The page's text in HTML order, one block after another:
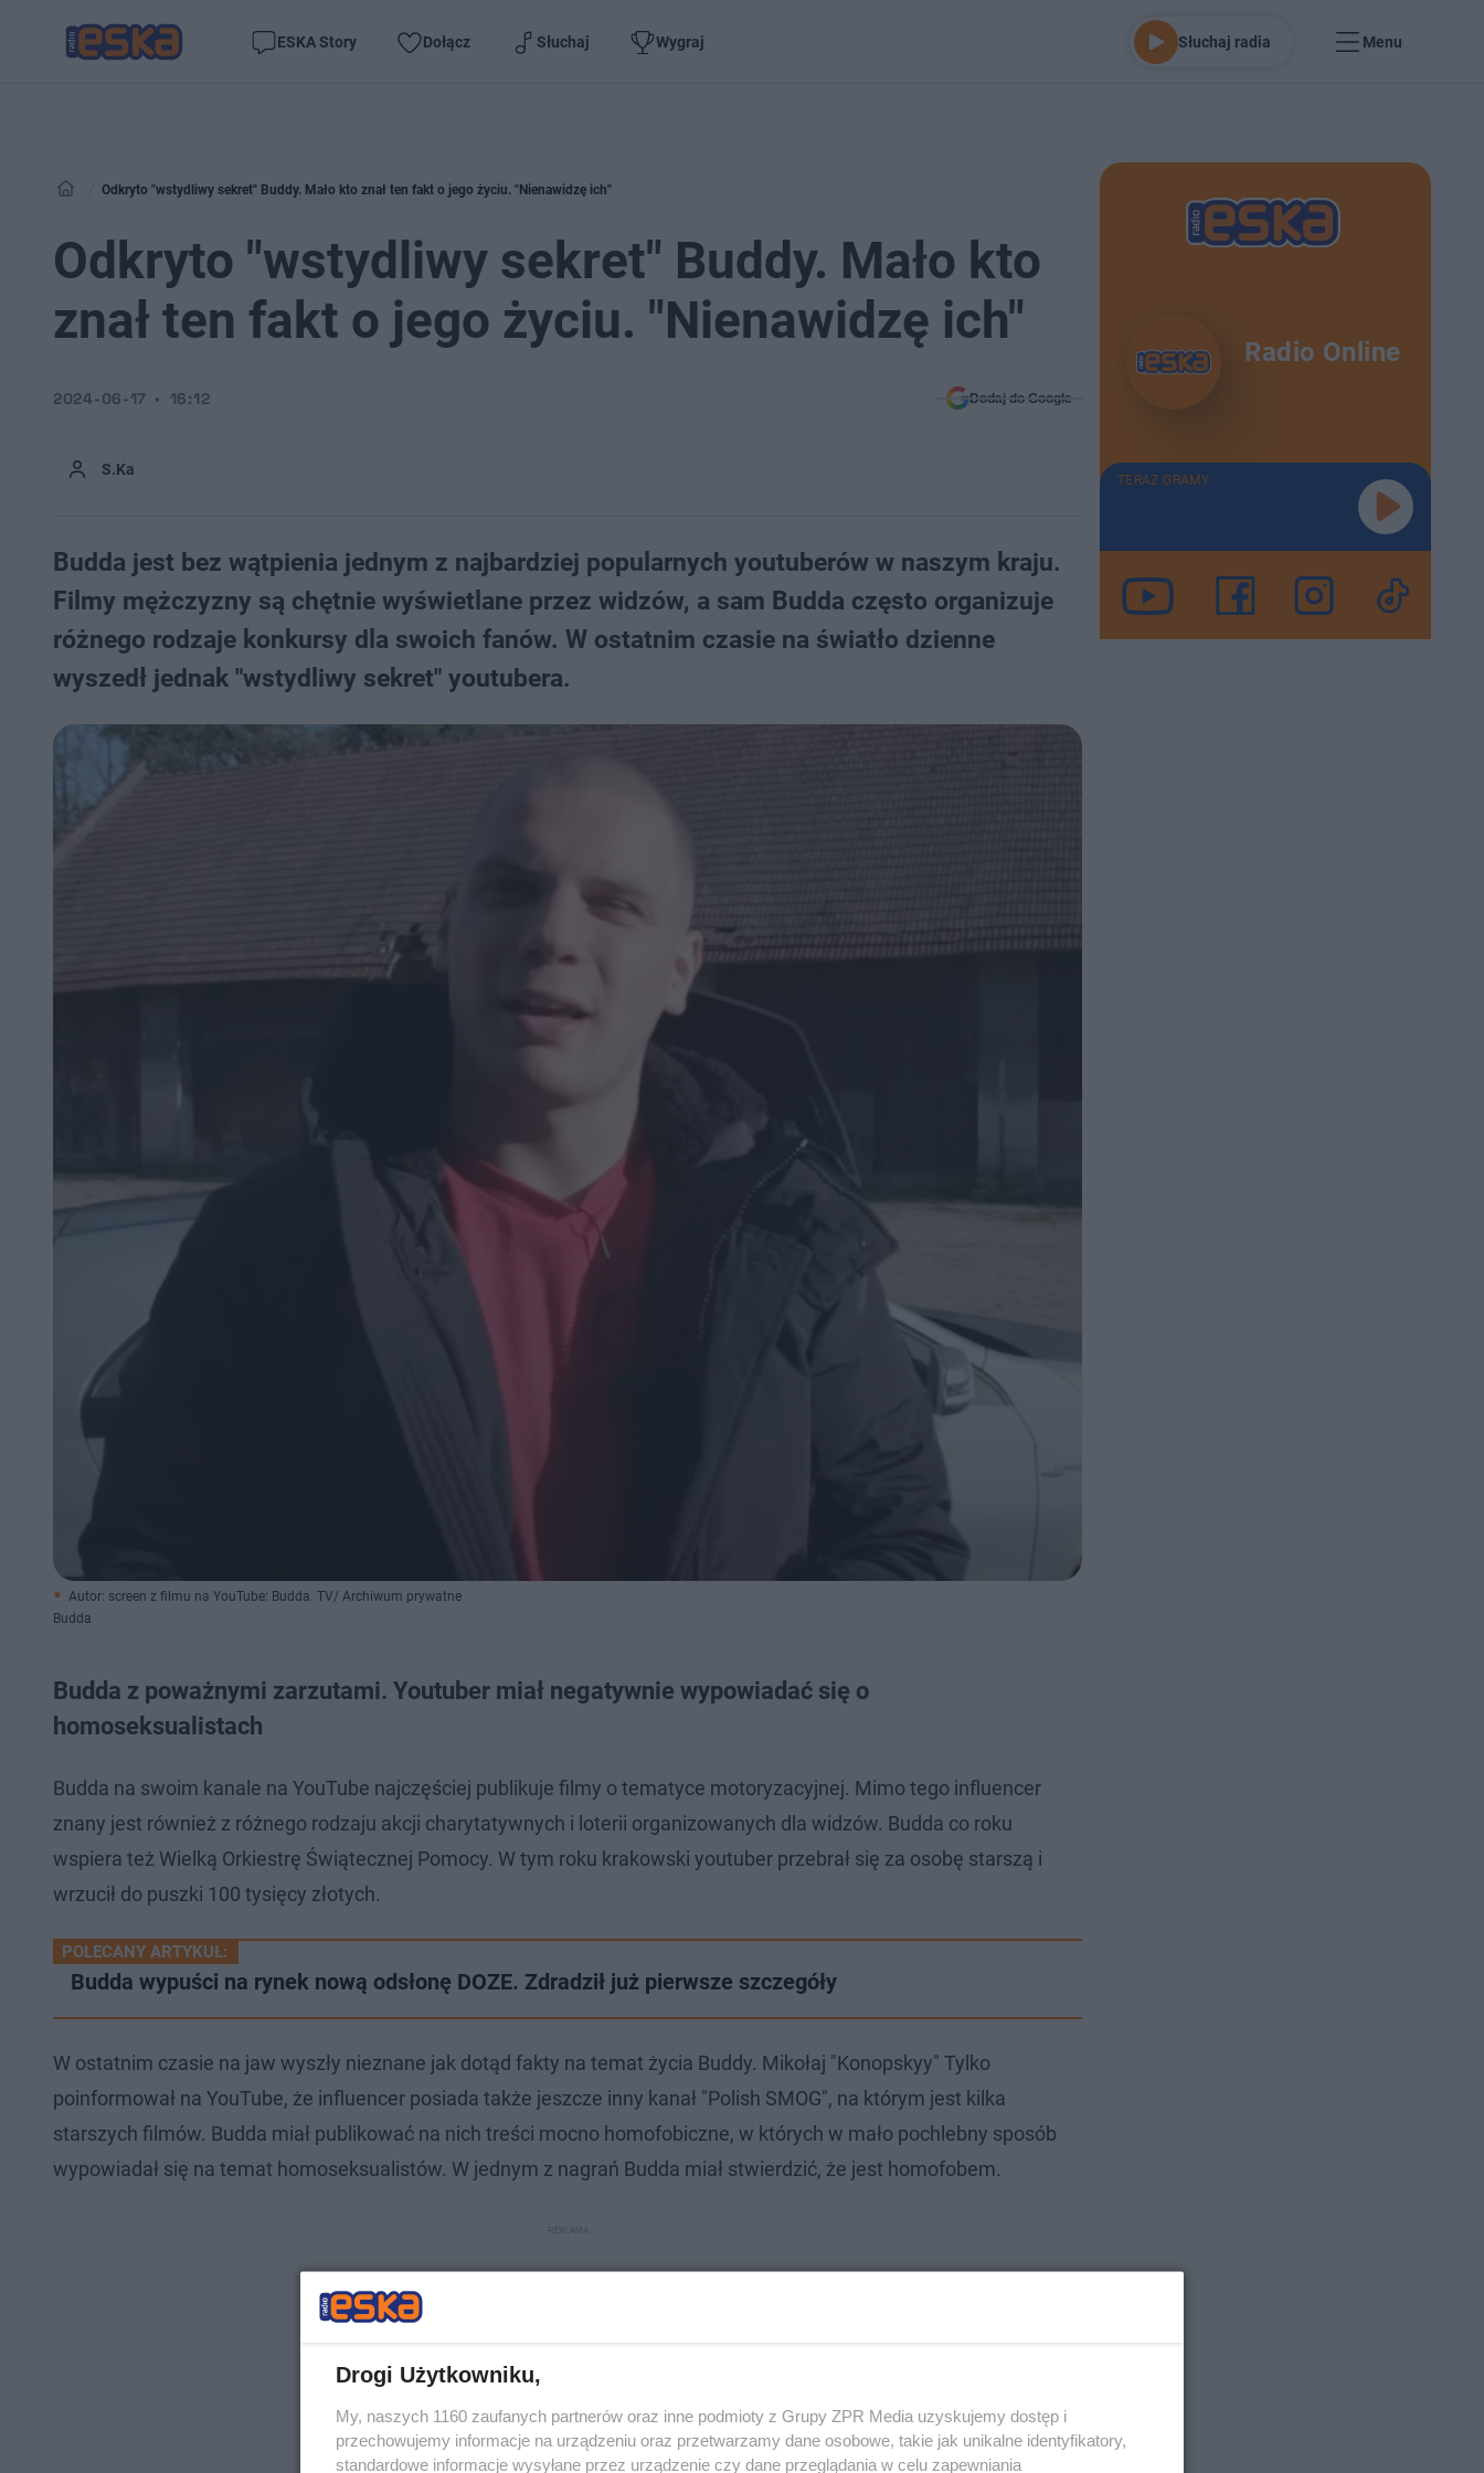
ESKA Story Dołącz Słuchaj Wygraj Słuchaj radia Menu
Odkryto "wstydliwy sekret" Buddy. Mało kto znał ten fakt o jego życiu. "Nienawidzę ich"
Odkryto "wstydliwy sekret" Buddy. Mało kto
znał ten fakt o jego życiu. "Nienawidzę ich"
S.Ka
2024-06-17 16:12 Dodaj do Google
Budda jest bez wątpienia jednym z najbardziej popularnych youtuberów w naszym kraju.
Filmy mężczyzny są chętnie wyświetlane przez widzów, a sam Budda często organizuje
różnego rodzaje konkursy dla swoich fanów. W ostatnim czasie na światło dzienne
wyszedł jednak "wstydliwy sekret" youtubera.
Autor: screen z filmu na YouTube: Budda. TV/ Archiwum prywatne
Budda
Budda z poważnymi zarzutami. Youtuber miał negatywnie wypowiadać się o
homoseksualistach
Budda na swoim kanale na YouTube najczęściej publikuje filmy o tematyce motoryzacyjnej. Mimo tego influencer
znany jest również z różnego rodzaju akcji charytatywnych i loterii organizowanych dla widzów. Budda co roku
wspiera też Wielką Orkiestrę Świątecznej Pomocy. W tym roku krakowski youtuber przebrał się za osobę starszą i
wrzucił do puszki 100 tysięcy złotych.
POLECANY ARTYKUŁ:
Budda wypuści na rynek nową odsłonę DOZE. Zdradził już pierwsze szczegóły
W ostatnim czasie na jaw wyszły nieznane jak dotąd fakty na temat życia Buddy. Mikołaj "Konopskyy" Tylko
poinformował na YouTube, że influencer posiada także jeszcze inny kanał "Polish SMOG", na którym jest kilka
starszych filmów. Budda miał publikować na nich treści mocno homofobiczne, w których w mało pochlebny sposób
wypowiadał się na temat homoseksualistów. W jednym z nagrań Budda miał stwierdzić, że jest homofobem.
Radio Online
TERAZ GRAMY
Drogi Użytkowniku,
My, naszych 1160 zaufanych partnerów oraz inne podmioty z Grupy ZPR Media uzyskujemy dostęp i
przechowujemy informacje na urządzeniu oraz przetwarzamy dane osobowe, takie jak unikalne identyfikatory,
standardowe informacje wysyłane przez urządzenie czy dane przeglądania w celu zapewniania